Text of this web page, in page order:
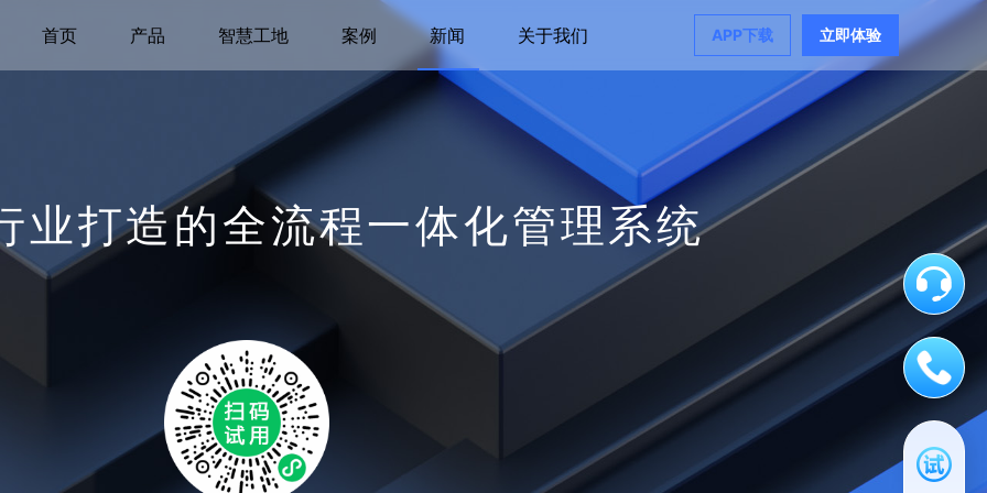
首页 产品 智慧工地 案例 新闻 关于我们 APP下载 立即体验
业打造的全流程一体化管理系统